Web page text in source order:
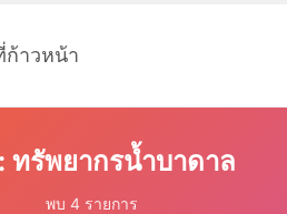
ก้าวหน้า
ทรัพยากรน้ำบาดาล
พบ 4 รายการ